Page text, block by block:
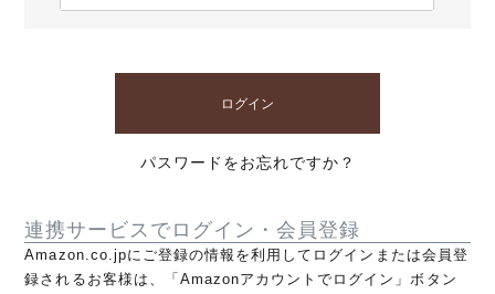
ログイン
パスワードをお忘れですか？
連携サービスでログイン・会員登録
Amazon.co.jpにご登録の情報を利用してログインまたは会員登
録されるお客様は、「Amazonアカウントでログイン」ボタン